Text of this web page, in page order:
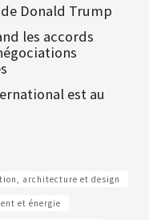
Donald Trump
les accords
est au
architecture et design
et énergie